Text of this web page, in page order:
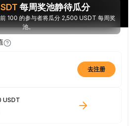
每周奖池静待瓜分
100 的参与者将瓜分 2,500 USDT 每周奖
池。
去注册
USDT